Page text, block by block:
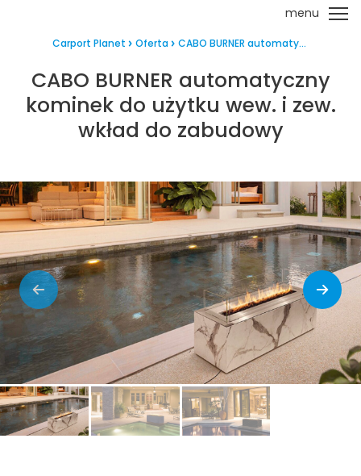
menu
Carport Planet Oferta CABO BURNER automaty...
CABO BURNER automatyczny
kominek do użytku wew. i zew.
wkład do zabudowy